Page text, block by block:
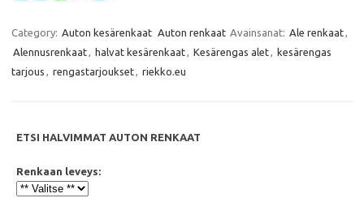
e
o
o
t
e
r
t
s
A
p
i
Category: Auton kesärenkaat Auton renkaat Avainsanat: Ale renkaat
Alennusrenkaat
halvat kesärenkaat Kesärengas alet
kesärengas
tarjous
rengastarjoukset riekko.eu
ETSI HALVIMMAT AUTON RENKAAT
Renkaan leveys: